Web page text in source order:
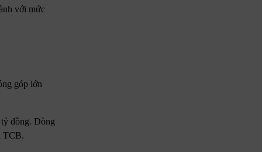
với mức
góp lớn
đồng. Dòng
TCB.